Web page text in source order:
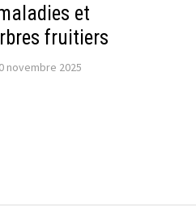
et
fruitiers
novembre 2025